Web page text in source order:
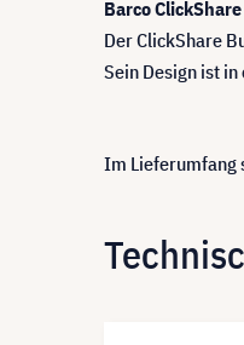
Barco
Der ClickShare
Sein Design ist
Im Lieferumfang